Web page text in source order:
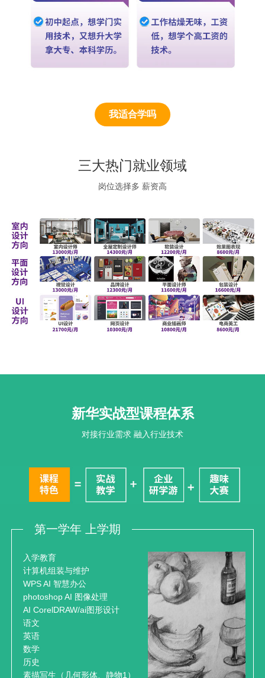
我适合学吗
三大热门就业领域
岗位选择多 薪资高
新华实战型课程体系
对接行业需求 融入行业技术
入学教育
计算机组装与维护
WPS AI 智慧办公
photoshop AI 图像处理
AI CorelDRAW/ai图形设计
语文
英语
数学
历史
素描写生（几何形体、静物1）
第一学年 上学期